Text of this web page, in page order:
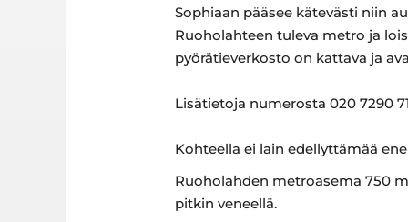
Sophiaan pääsee kätevästi niin
Ruoholahteen tuleva metro ja
pyörätieverkosto on kattava ja
Lisätietoja numerosta 020 7290
Kohteella ei lain edellyttämää
Ruoholahden metroasema 750
pitkin veneellä.